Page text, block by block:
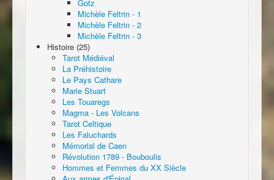
Gotz
Michèle Feltrin - 1
Michèle Feltrin - 2
Michèle Feltrin - 3
Histoire (25)
Tarot Médiéval
La Préhistoire
Le Pays Cathare
Marie Stuart
Les Touaregs
Magma - Les Volcans
Tarot Celtique
Les Faluchards
Mémorial de Caen
Révolution 1789 - Bouboulis
Hommes et Femmes du XX Siècle